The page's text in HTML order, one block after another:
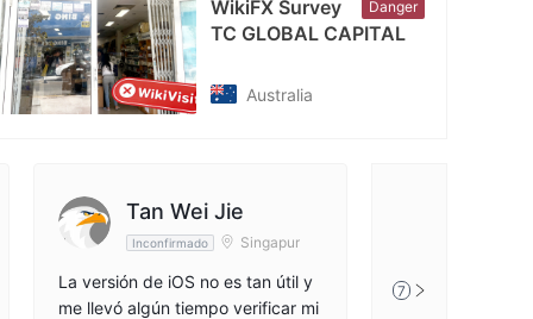
WikiFX Survey
TC GLOBAL CAPITAL
Danger
Australia
Tan Wei Jie
Inconfirmado Singapur
La versión de iOS no es tan útil y
me llevó algún tiempo verificar mi
7